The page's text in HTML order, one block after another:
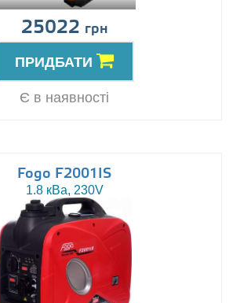
25022 грн
ПРИДБАТИ
Є в наявності
Fogo F2001IS
1.8 кВа, 230V